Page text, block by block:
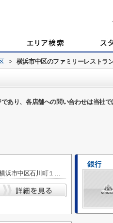
> 横浜市中区のファミリーレストラ
あり、各店舗への問い合わせは当社で
神奈川県横浜市中区石川町１丁目
銀行